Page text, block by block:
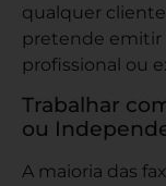
qualquer
pretende emitir
profissional ou
Trabalhar
ou
A maioria das